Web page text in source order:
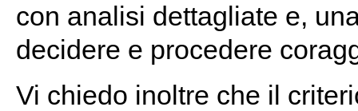
con analisi dettagliate e,
decidere e procedere
Vi chiedo inoltre che il